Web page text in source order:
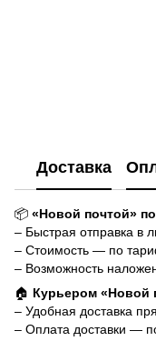
Доставка
📦 «Новой почтой»
– Быстрая отправка в
– Стоимость — по
– Возможность
🏠 Курьером «Новой
– Удобная доставка
– Оплата доставки —